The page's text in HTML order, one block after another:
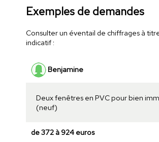
Exemples de demandes
Consulter un éventail de chiffrages à
indicatif :
Benjamine
Deux fenêtres en PVC pour bien
(neuf)
de 372 à 924 euros